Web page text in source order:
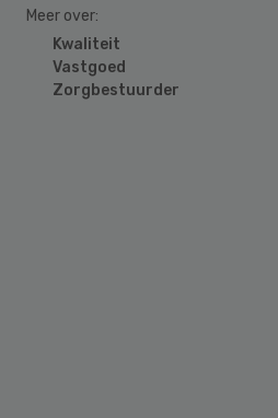
Meer over:
Kwaliteit
Vastgoed
Zorgbestuurder